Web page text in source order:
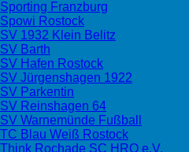
Sporting Franzburg
Spowi Rostock
SV 1932 Klein Belitz
SV Barth
SV Hafen Rostock
SV Jürgenshagen 1922
SV Parkentin
SV Reinshagen 64
SV Warnemünde Fußball
TC Blau Weiß Rostock
Think Rochade SC HRO e.V.